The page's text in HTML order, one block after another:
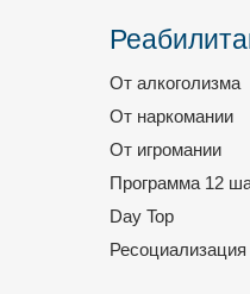
От алкоголизма
От наркомании
От игромании
Программа 12
Day Top
Ресоциализация